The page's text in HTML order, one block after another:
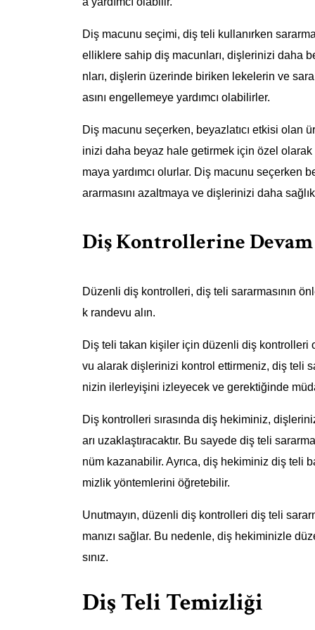
Diş macunu seçimi, diş teli kullanırken
elliklere sahip diş macunları, dişlerinizi daha
nları, dişlerin üzerinde biriken lekelerin ve
asını engellemeye yardımcı olabilirler.
Diş macunu seçerken, beyazlatıcı etkisi olan
inizi daha beyaz hale getirmek için özel
maya yardımcı olurlar. Diş macunu seçerken
ararmasını azaltmaya ve dişlerinizi daha
Diş Kontrollerine
Düzenli diş kontrolleri, diş teli sararmasının
k randevu alın.
Diş teli takan kişiler için düzenli diş
vu alarak dişlerinizi kontrol ettirmeniz, diş teli
nizin ilerleyişini izleyecek ve gerektiğinde
Diş kontrolleri sırasında diş hekiminiz,
arı uzaklaştıracaktır. Bu sayede diş teli
nüm kazanabilir. Ayrıca, diş hekiminiz diş teli
mizlik yöntemlerini öğretebilir.
Unutmayın, düzenli diş kontrolleri diş teli
manızı sağlar. Bu nedenle, diş hekiminizle
sınız.
Diş Teli Temizliği